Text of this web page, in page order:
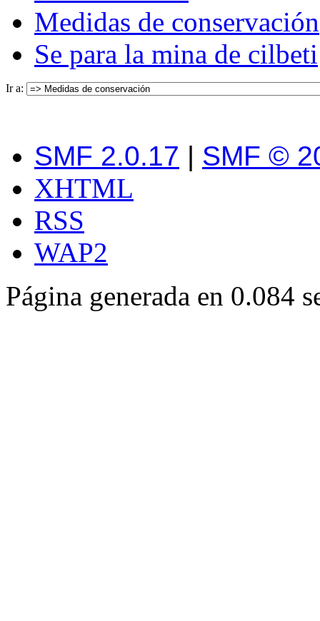
Medidas de conservación
Se para la mina de cilbeti
Ir a:
SMF 2.0.17 | SMF ©
XHTML
RSS
WAP2
Página generada en 0.084